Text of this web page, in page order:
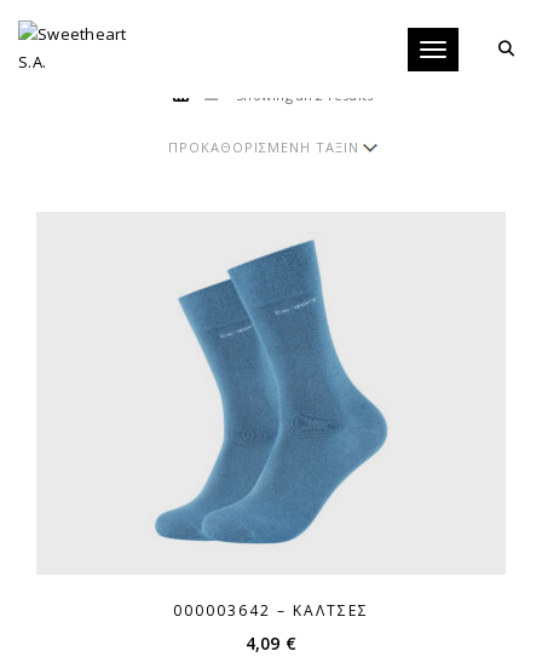
Toggle
Showing all 2 results
000003642 – ΚΆΛΤΣΕΣ
4,09 €